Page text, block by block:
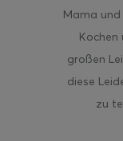
Mama
Kochen
großen
diese
zu